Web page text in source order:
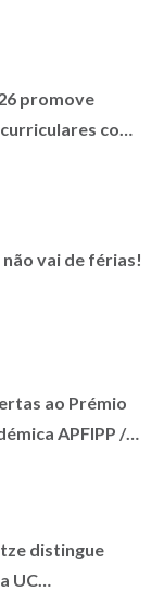
promove
com
vai de férias!
ao Prémio
APFIPP /
distingue
UC